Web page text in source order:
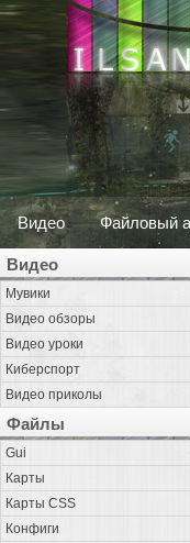
Видео Файловый
Видео
Мувики
Видео обзоры
Видео уроки
Киберспорт
Видео приколы
Файлы
Gui
Карты
Карты CSS
Конфиги